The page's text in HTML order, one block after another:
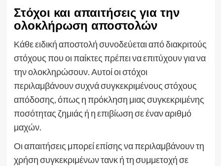
Στόχοι και απαιτήσεις για την
ολοκλήρωση αποστολών
Κάθε ειδική αποστολή συνοδεύεται από διακριτούς
στόχους που οι παίκτες πρέπει να επιτύχουν για να
την ολοκληρώσουν. Αυτοί οι στόχοι
περιλαμβάνουν συχνά συγκεκριμένους στόχους
απόδοσης, όπως η πρόκληση μιας συγκεκριμένης
ποσότητας ζημιάς ή η επιβίωση σε έναν αριθμό
μαχών.
Οι απαιτήσεις μπορεί επίσης να περιλαμβάνουν τη
χρήση συγκεκριμένων τανκ ή τη συμμετοχή σε